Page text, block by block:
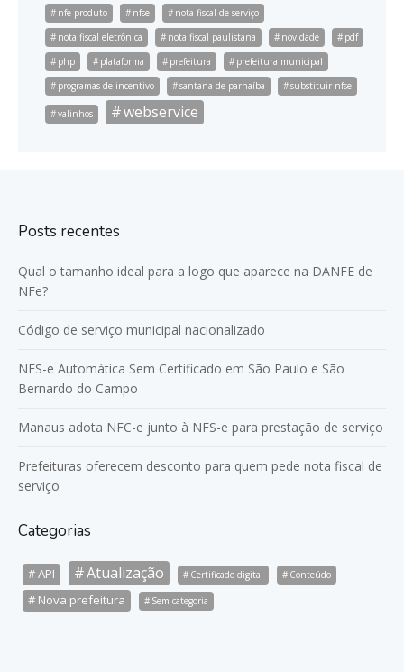
nfe produto
nfse
nota fiscal de serviço
nota fiscal eletrônica
nota fiscal paulistana novidade
pdf
php
plataforma prefeitura
prefeitura municipal
programas de incentivo
santana de parnaíba substituir nfse
valinhos webservice
Posts recentes
Qual o tamanho ideal para a logo que aparece na DANFE de
NFe?
Código de serviço municipal nacionalizado
NFS-e Automática Sem Certificado em São Paulo e São
Bernardo do Campo
Manaus adota NFC-e junto à NFS-e para prestação de serviço
Prefeituras oferecem desconto para quem pede nota fiscal de
serviço
Categorias
API Atualização Certificado digital Conteúdo
Nova prefeitura Sem categoria